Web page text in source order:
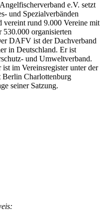
e.V. setzt
und Spezialverbänden
vereint rund 9.000 Vereine mit
530.000 organisierten
DAFV ist der Dachverband
in Deutschland. Er ist
und Umweltverband.
im Vereinsregister unter der
Charlottenburg
seiner Satzung.